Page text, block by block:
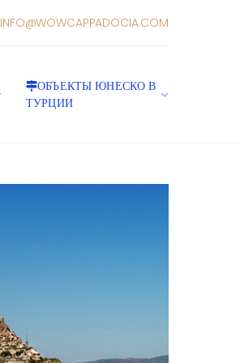
INFO@WOWCAPPADOCIA.COM
ОБЪЕКТЫ ЮНЕСКО В
ТУРЦИИ